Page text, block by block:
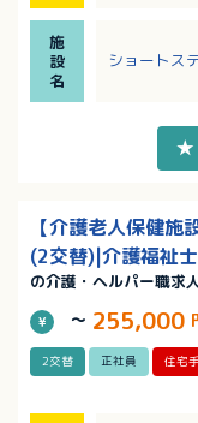
本人負担
取得できま
・子育て
発的なお
施
設
名
ショートス
★
【介護老人保健
(2交替)|介護福祉
の介護・ヘルパー職求
～ 255,000
2交替 正社員 住宅